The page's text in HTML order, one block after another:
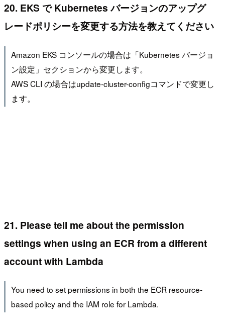
20. EKS で Kubernetes バージョンのアップグ
レードポリシーを変更する方法を教えてください
Amazon EKS コンソールの場合は「Kubernetes バージョ
ン設定」セクションから変更します。
AWS CLI の場合はupdate-cluster-configコマンドで変更し
ます。
21. Please tell me about the permission
settings when using an ECR from a different
account with Lambda
You need to set permissions in both the ECR resource-
based policy and the IAM role for Lambda.